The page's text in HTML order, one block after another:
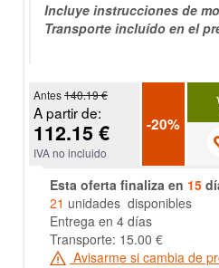
Incluye instrucciones de
Transporte incluído en el
Antes140.19 €
A partir de:
112.15 €
IVA no incluido
-20%
Esta oferta finaliza en 15
21 unidades disponibles
Entrega en 4 días
Transporte: 15.00 €
Avisarme si cambia de